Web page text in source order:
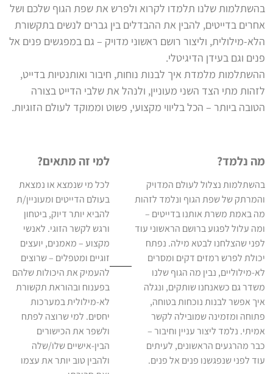
בהשתלמות שלנו תלמדו לקרוא ולפרש את שפת הגוף שלכם ושל
אחרים בדייטים, להבין את ההבדלים בין גברים לנשים בתקשורת
הלא-מילולית, וליצור רושם ראשוני מדויק – גם במפגשים פנים אל
פנים וגם בעידן הדיגיטלי.
ההשתלמות מלמדת איך לבנות נוחות, חיבור ואותנטיות בדייט,
לזהות מתי הצד השני מעוניין, ולנהל את שלבי הדייט בצורה
הטובה ביותר – הכל בליווי מקצועי, פשוט וממוקד לעולם הזוגיות.
מה נלמד?
בהשתלמות נצלול לעולם המדויק
והמרתק של שפת הגוף ונלמד לזהות
מה באמת משרת אותנו בדייטים –
ומה עלול לפגוע ברושם הראשוני עוד
לפני שהצלחנו לבטא מילה. נפתח
יכולת לפרש רמזים דקים ומסרים
לא-מילוליים, נבין מה הגוף שלנו
משדר גם כשאנחנו שותקים, ונגלה
איך אפשר לבנות נוכחות בטוחה,
פתוחה ומזמינה שמובילה לקשר
אמיתי. נלמד ליצור עניין וחיבור –
כבר מהרגעים הראשונים, לעיתים
עוד לפני שנפגשנו פנים אל פנים.
למי זה מתאים?
לכל מי שנמצא או נמצאת
בעולם הדייטים ומעוניין/ת
להביא יותר דיוק, ביטחון
ורגש לקשר הזוגי. לאנשי
מקצוע – מאמנים, יועצים ​
זוגיים ומטפלים – שרוצים
להעמיק את היכולות שלהם
בפענוח ובהוראת תקשורת
לא-מילולית במערכות
יחסים. למי שרוצה לפתח
ולשפר את הכישורים
הבין-אישיים שלו/שלה
ולהבין טוב יותר את עצמו